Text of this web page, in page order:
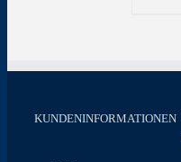
KUNDENINFORMATIONEN